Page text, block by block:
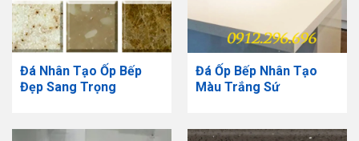
Đá Nhân Tạo Ốp Bếp
Đẹp Sang Trọng
Đá Ốp Bếp Nhân Tạo
Màu Trắng Sứ